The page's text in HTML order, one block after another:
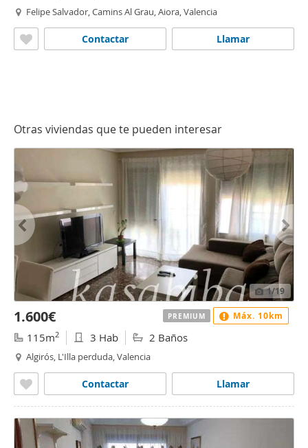
Felipe Salvador, Camins Al Grau, Aiora, Valencia
Llamar
Contactar
Otras viviendas que te pueden interesar
1/19
1.600€
115m2 3 Hab 2 Baños
Algirós, L'Illa perduda, Valencia
Llamar
Contactar
PREMIUM Máx. 10km